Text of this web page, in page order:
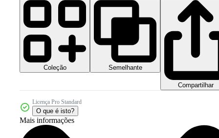
Coleção Semelhante
Compartilhar
Licença Pro Standard
O que é isto?
Mais informações